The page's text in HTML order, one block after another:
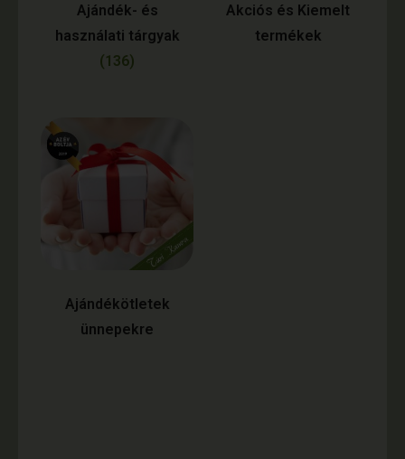
Ajándék- és
használati tárgyak
(136)
Akciós és Kiemelt
termékek
Ajándékötletek
ünnepekre